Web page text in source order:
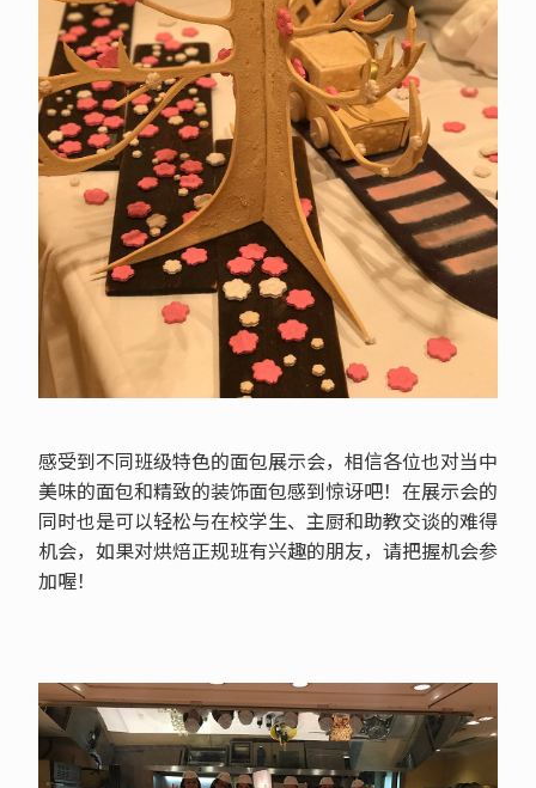
感受到不同班级特色的面包展示会，相信各位也对当中
美味的面包和精致的装饰面包感到惊讶吧！在展示会的
同时也是可以轻松与在校学生、主厨和助教交谈的难得
机会，如果对烘焙正规班有兴趣的朋友，请把握机会参
加喔！